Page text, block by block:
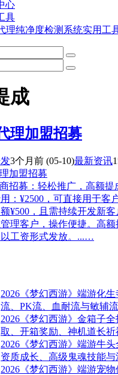
心
具
理纯净度检测系统实用工
成
理加盟招募
3个月前 (05-10)最新资讯
招募：轻松推广，高额提
：¥2500，可直接用于客
¥500，且需持续开发新
理客户，操作便捷。高
工资形式发放。...…
2026《梦幻西游》端游化
流、PK流、血耐流与敏辅
2026《梦幻西游》金箱子
取、开箱奖励、神机道长
2026《梦幻西游》端游牛头
资质成长、高级鬼魂技能
2026《梦幻西游》端游宠